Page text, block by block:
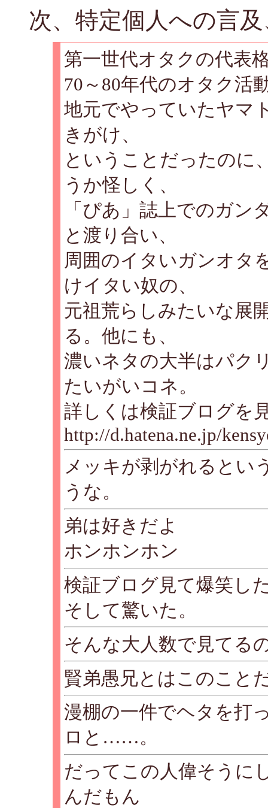
次、特定個人への言
第一世代オタクの代表
70～80年代のオタク活
地元でやっていたヤマ
きがけ、
ということだったのに
うか怪しく、
「ぴあ」誌上でのガン
と渡り合い、
周囲のイタいガンオタ
けイタい奴の、
元祖荒らしみたいな展
る。他にも、
濃いネタの大半はパク
たいがいコネ。
詳しくは検証ブログを
http://d.hatena.ne.jp/
メッキが剥がれるとい
うな。
弟は好きだよ
ホンホンホン
検証ブログ見て爆笑し
そして驚いた。
そんな大人数で見てる
賢弟愚兄とはこのこと
漫棚の一件でヘタを打
ロと……。
だってこの人偉そうに
んだもん